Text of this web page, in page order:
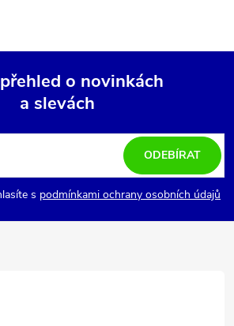
o novinkách
a slevách
s podmínkami ochrany osobních údajů
ODEBÍRAT